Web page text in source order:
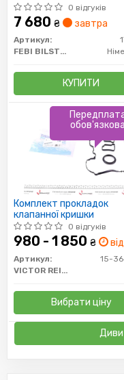
0 відгуків
7 680 ₴ завтра
Артикул:
FEBI BILSTEIN
КУПИТИ
Комплект прокладок
клапанної кришки
0 відгуків
980 - 1 850 ₴
Артикул:
15-
VICTOR REINZ
Вибрати ціну
обов'язкова